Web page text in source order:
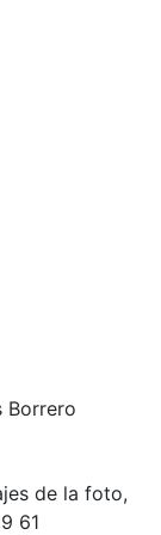
Borrero
de la foto,
61